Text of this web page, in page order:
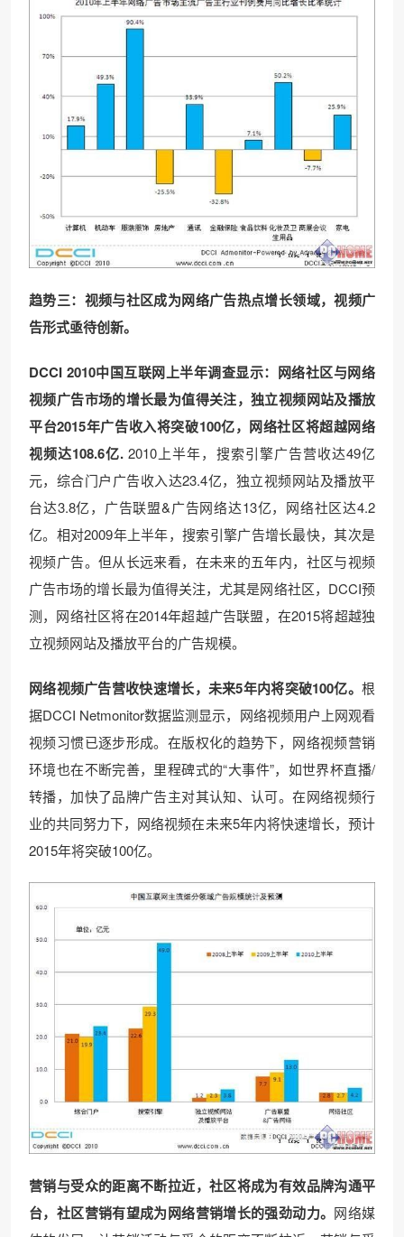
趋势三：视频与社区成为网络广告热点增长领域，视频广
告形式亟待创新。
DCCI 2010中国互联网上半年调查显示：网络社区与网络
视频广告市场的增长最为值得关注，独立视频网站及播放
平台2015年广告收入将突破100亿，网络社区将超越网络
视频达108.6亿. 2010上半年，搜索引擎广告营收达49亿
元，综合门户广告收入达23.4亿，独立视频网站及播放平
台达3.8亿，广告联盟&广告网络达13亿，网络社区达4.2
亿。相对2009年上半年，搜索引擎广告增长最快，其次是
视频广告。但从长远来看，在未来的五年内，社区与视频
广告市场的增长最为值得关注，尤其是网络社区，DCCI预
测，网络社区将在2014年超越广告联盟，在2015将超越独
立视频网站及播放平台的广告规模。
网络视频广告营收快速增长，未来5年内将突破100亿。 根
据DCCI Netmonitor数据监测显示，网络视频用户上网观看
视频习惯已逐步形成。在版权化的趋势下，网络视频营销
环境也在不断完善，里程碑式的“大事件”，如世界杯直播/
转播，加快了品牌广告主对其认知、认可。在网络视频行
业的共同努力下，网络视频在未来5年内将快速增长，预计
2015年将突破100亿。
营销与受众的距离不断拉近，社区将成为有效品牌沟通平
台，社区营销有望成为网络营销增长的强劲动力。 网络媒